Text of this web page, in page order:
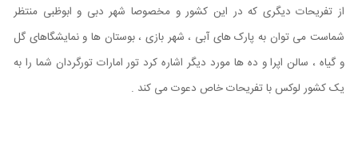
از تفریحات دیگری که در این کشور و مخصوصا شهر دبی و ابوظبی منتظر
شماست می توان به پارک های آبی ، شهر بازی ، بوستان ها و نمایشگاهای گل
و گیاه ، سالن اپرا و ده ها مورد دیگر اشاره کرد تور امارات تورگردان شما را به
یک کشور لوکس با تفریحات خاص دعوت می کند .